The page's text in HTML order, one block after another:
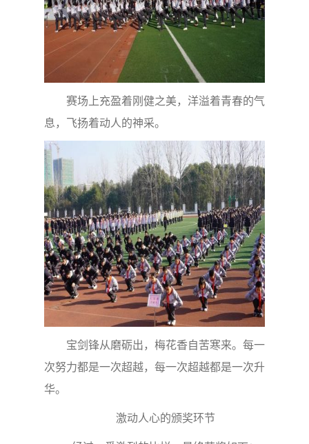
赛场上充盈着刚健之美，洋溢着青春的气
息，飞扬着动人的神采。
宝剑锋从磨砺出，梅花香自苦寒来。每一
次努力都是一次超越，每一次超越都是一次升
华。
激动人心的颁奖环节